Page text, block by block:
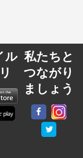
ル 私たちと
つながり
ましょう